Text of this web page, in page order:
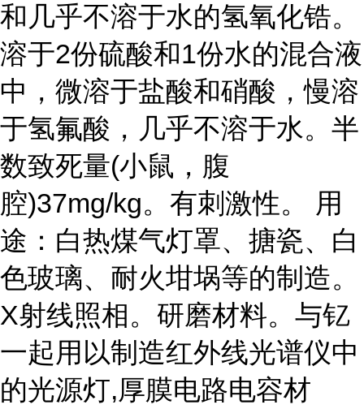
和几乎不溶于水的氢氧化锆。
溶于2份硫酸和1份水的混合液
中，微溶于盐酸和硝酸，慢溶
于氢氟酸，几乎不溶于水。半
数致死量(小鼠，腹
腔)37mg/kg。有刺激性。 用
途：白热煤气灯罩、搪瓷、白
色玻璃、耐火坩埚等的制造。
X射线照相。研磨材料。与钇
一起用以制造红外线光谱仪中
的光源灯,厚膜电路电容材